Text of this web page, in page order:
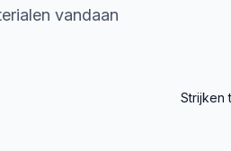
vandaan
Strijken